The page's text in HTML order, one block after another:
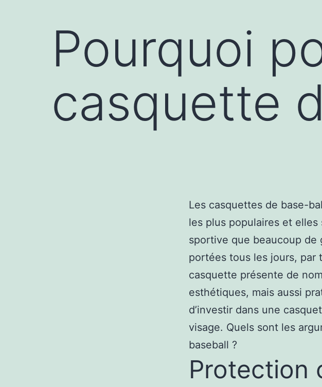
Pourquoi
casquette
Les casquettes de base-
les plus populaires et elles
sportive que beaucoup de
portées tous les jours, par
casquette présente de
esthétiques, mais aussi
d’investir dans une
visage. Quels sont les
baseball ?
Protection